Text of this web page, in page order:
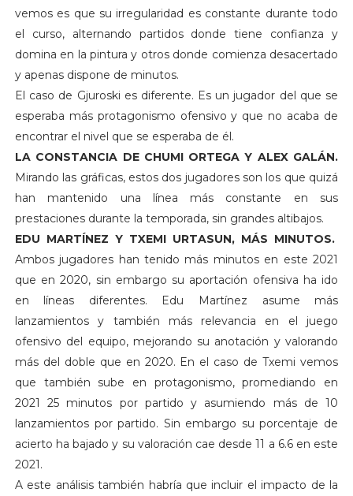
vemos es que su irregularidad es constante durante todo
el curso, alternando partidos donde tiene confianza y
domina en la pintura y otros donde comienza desacertado
y apenas dispone de minutos.
El caso de Gjuroski es diferente. Es un jugador del que se
esperaba más protagonismo ofensivo y que no acaba de
encontrar el nivel que se esperaba de él.
LA CONSTANCIA DE CHUMI ORTEGA Y ALEX GALÁN.
Mirando las gráficas, estos dos jugadores son los que quizá
han mantenido una línea más constante en sus
prestaciones durante la temporada, sin grandes altibajos.
EDU MARTÍNEZ Y TXEMI URTASUN, MÁS MINUTOS.
Ambos jugadores han tenido más minutos en este 2021
que en 2020, sin embargo su aportación ofensiva ha ido
en líneas diferentes. Edu Martínez asume más
lanzamientos y también más relevancia en el juego
ofensivo del equipo, mejorando su anotación y valorando
más del doble que en 2020. En el caso de Txemi vemos
que también sube en protagonismo, promediando en
2021 25 minutos por partido y asumiendo más de 10
lanzamientos por partido. Sin embargo su porcentaje de
acierto ha bajado y su valoración cae desde 11 a 6.6 en este
2021.
A este análisis también habría que incluir el impacto de la